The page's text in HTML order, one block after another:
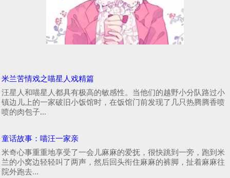
米兰苦情戏之喵星人戏精篇
汪星人和喵星人都具有极高的敏感性。当他们的越野小分队路过小
镇边儿上的一家破旧小饭馆时，在饭馆门前发现了几只热腾腾香喷
喷的肉包子...
童话故事：喵汪一家亲
米奇心事重重地享受了一会儿麻麻的爱抚，很快跳到一旁，跑到米
兰的小窝边轻轻叫了两声，然后回头衔住麻麻的裤脚，扯着麻麻往
院外跑去...